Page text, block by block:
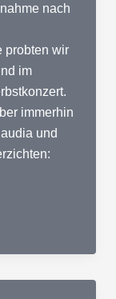
nach
probten wir
im
immerhin
und